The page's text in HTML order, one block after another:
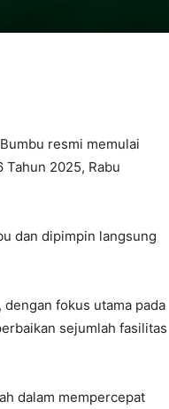
resmi memulai
Tahun 2025, Rabu
dan dipimpin langsung
fokus utama pada
sejumlah fasilitas
dalam mempercepat